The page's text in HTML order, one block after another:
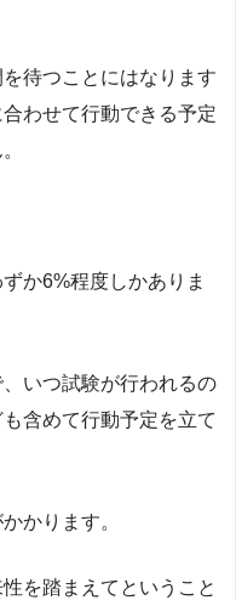
待つことにはなります
わせて行動できる予定
か6%程度しかありま
いつ試験が行われるの
含めて行動予定を立て
かります。
を踏まえてということ